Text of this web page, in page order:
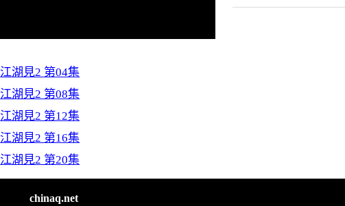
江湖見2 第04集
江湖見2 第08集
江湖見2 第12集
江湖見2 第16集
江湖見2 第20集
chinaq.net